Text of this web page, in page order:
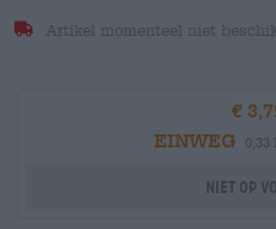
Artikel momenteel niet
€
EINWEG
0,33
Niet op